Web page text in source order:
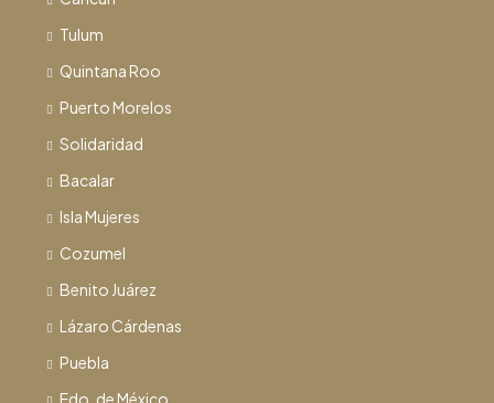
Tulum
Quintana Roo
Puerto Morelos
Solidaridad
Bacalar
Isla Mujeres
Cozumel
Benito Juárez
Lázaro Cárdenas
Puebla
Edo. de México